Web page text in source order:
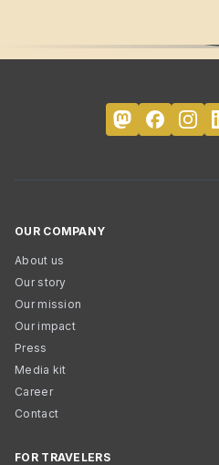
OUR COMPANY
About us
Our story
Our mission
Our impact
Press
Media kit
Career
Contact
FOR TRAVELERS